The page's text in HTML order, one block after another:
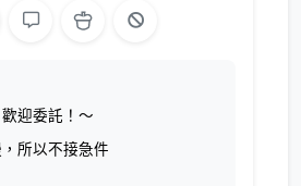
迎委託！～
所以不接急件